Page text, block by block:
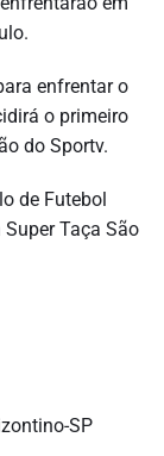
enfrentar o
o primeiro
do Sportv.
de Futebol
Taça São
SP